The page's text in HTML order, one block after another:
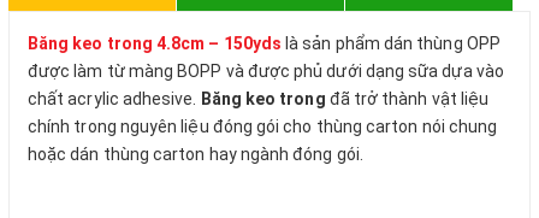
Băng keo trong 4.8cm – 150yds là sản phẩm dán thùng OPP
được làm từ màng BOPP và được phủ dưới dạng sữa dựa vào
chất acrylic adhesive.
Băng keo trong đã trở thành vật liệu
chính trong nguyên liệu đóng gói cho thùng carton nói chung
hoặc dán thùng carton hay ngành đóng gói.